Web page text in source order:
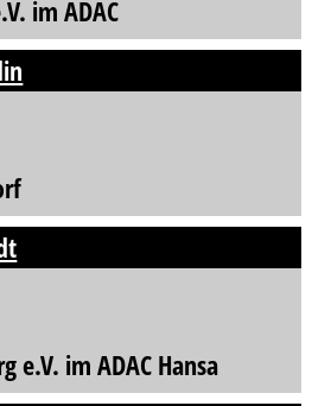
im ADAC
e.V. im ADAC Hansa